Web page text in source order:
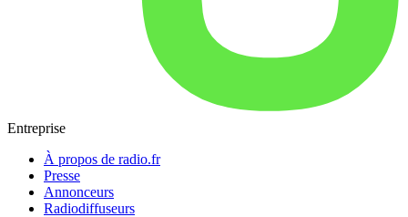
Entreprise
À propos de radio.fr
Presse
Annonceurs
Radiodiffuseurs